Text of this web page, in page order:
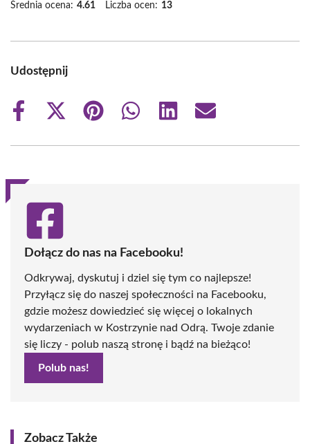
Średnia ocena: 4.61 Liczba ocen: 13
Udostępnij
Share
Share
(Twitter)
Share
Share
Share
Share
Dołącz do nas na Facebooku!
Odkrywaj, dyskutuj i dziel się tym co najlepsze!
Przyłącz się do naszej społeczności na Facebooku,
gdzie możesz dowiedzieć się więcej o lokalnych
wydarzeniach w Kostrzynie nad Odrą. Twoje zdanie
się liczy - polub naszą stronę i bądź na bieżąco!
Polub nas!
Zobacz Także